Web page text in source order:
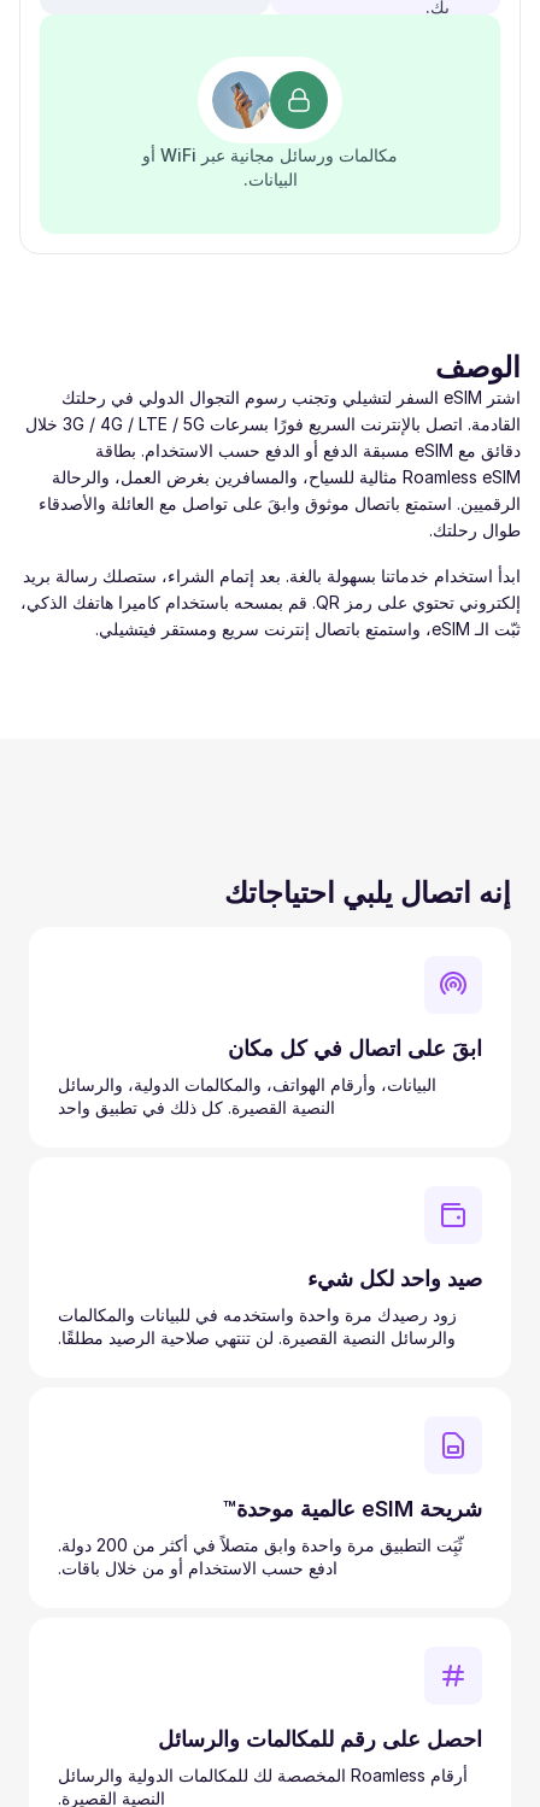
بك.
مكالمات ورسائل مجانية عبر WiFi أو
البيانات.
الوصف
اشتر eSIM السفر لتشيلي وتجنب رسوم التجوال الدولي في رحلتك
القادمة. اتصل بالإنترنت السريع فورًا بسرعات ‎3G / 4G / LTE / 5G‎ خلال
دقائق مع eSIM مسبقة الدفع أو الدفع حسب الاستخدام. بطاقة
Roamless eSIM مثالية للسياح، والمسافرين بغرض العمل، والرحالة
الرقميين. استمتع باتصال موثوق وابقَ على تواصل مع العائلة والأصدقاء
طوال رحلتك.
ابدأ استخدام خدماتنا بسهولة بالغة. بعد إتمام الشراء، ستصلك رسالة بريد
إلكتروني تحتوي على رمز QR. قم بمسحه باستخدام كاميرا هاتفك الذكي،
ثبّت الـ eSIM، واستمتع باتصال إنترنت سريع ومستقر فيتشيلي.
إنه اتصال يلبي احتياجاتك
ابقَ على اتصال في كل مكان
البيانات، وأرقام الهواتف، والمكالمات الدولية، والرسائل
النصية القصيرة. كل ذلك في تطبيق واحد
صيد واحد لكل شيء
زود رصيدك مرة واحدة واستخدمه في للبيانات والمكالمات
والرسائل النصية القصيرة. لن تنتهي صلاحية الرصيد مطلقًا.
شريحة eSIM عالمية موحدة™
ثّبَِت التطبيق مرة واحدة وابق متصلاً في أكثر من 200 دولة.
ادفع حسب الاستخدام أو من خلال باقات.
احصل على رقم للمكالمات والرسائل
أرقام Roamless المخصصة لك للمكالمات الدولية والرسائل
النصية القصيرة.